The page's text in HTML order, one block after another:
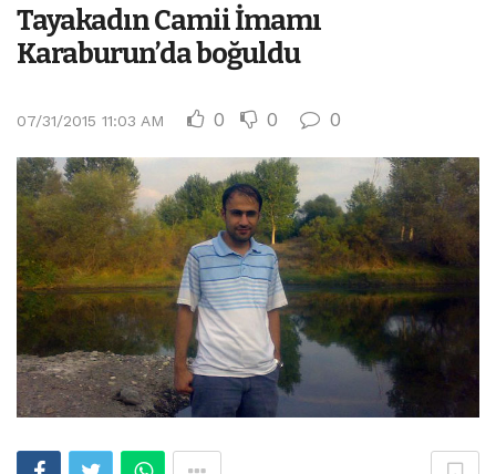
Tayakadın Camii İmamı
Karaburun’da boğuldu
07/31/2015 11:03 AM 0 0 0